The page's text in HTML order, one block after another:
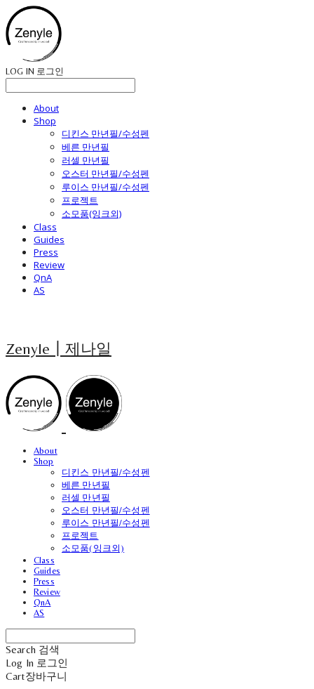
LOG IN 로그인
About
Shop
디킨스 만년필/수성펜
베른 만년필
러셀 만년필
오스터 만년필/수성펜
루이스 만년필/수성펜
프로젝트
소모품(잉크외)
Class
Guides
Press
Review
QnA
AS
Zenyle┃제나일
About
Shop
디킨스 만년필/수성펜
베른 만년필
러셀 만년필
오스터 만년필/수성펜
루이스 만년필/수성펜
프로젝트
소모품(잉크외)
Class
Guides
Press
Review
QnA
AS
Search 검색
Log In 로그인
Cart장바구니